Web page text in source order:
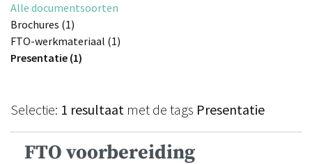
Alle documentsoorten
Brochures (1)
FTO-werkmateriaal (1)
Presentatie (1)
Selectie: 1 resultaat met de tags Presentatie
FTO voorbereiding